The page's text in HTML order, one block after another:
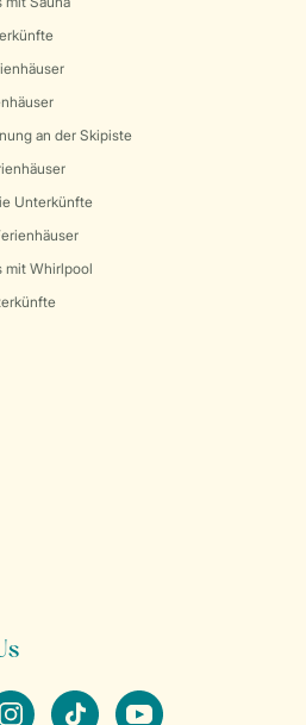
an der Skipiste
Unterkünfte
mit Whirlpool
tiktok youtube